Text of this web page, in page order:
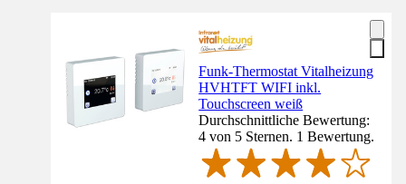
Funk-Thermostat Vitalheizung
HVHTFT WIFI inkl.
Touchscreen weiß
Durchschnittliche Bewertung:
4 von 5 Sternen. 1 Bewertung.